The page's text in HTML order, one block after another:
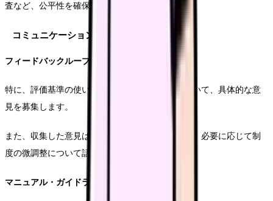
査など、公平性を確保する仕組みを整えます。
コミュニケーション戦略
フィードバックループの構築
特に、評価基準の使いやすさや運用上の課題について、具体的な意
見を募集します。
また、収集した意見は内部の改善委員会で検討し、必要に応じて制
度の微調整について話し合っていきます。
マニュアル・ガイドラインの整備